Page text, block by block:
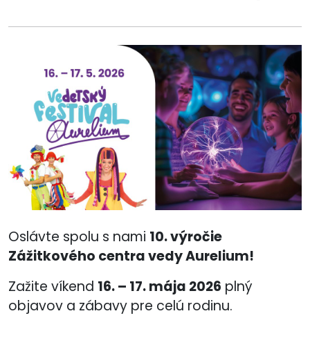
Oslávte spolu s nami 10. výročie
Zážitkového centra vedy Aurelium!
Zažite víkend 16. – 17. mája 2026 plný
objavov a zábavy pre celú rodinu.